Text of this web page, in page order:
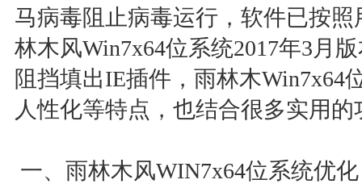
马病毒阻止病毒运行，软件已按
林木风Win7x64位系统2017年3月
阻挡填出IE插件，雨林木Win7x64
人性化等特点，也结合很多实用
一、雨林木风WIN7x64位系统优化